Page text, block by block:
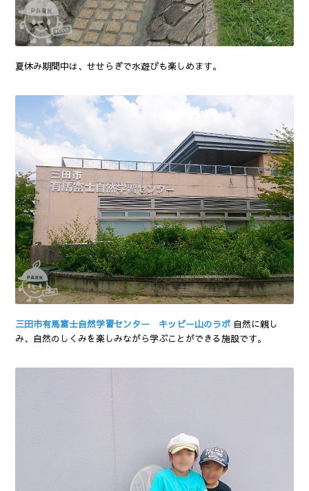
夏休み期間中は、せせらぎで水遊びも楽しめます。
三田市有馬富士自然学習センター キッピー山のラボ 自然に親し
み、自然のしくみを楽しみながら学ぶことができる施設です。